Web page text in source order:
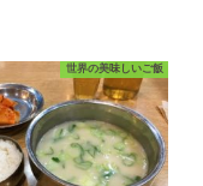
世界の美味しいご飯